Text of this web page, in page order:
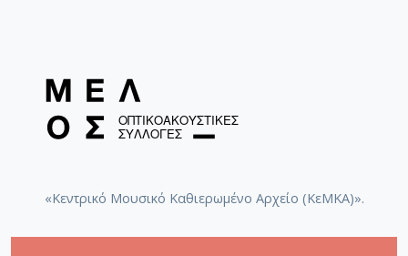
Κοντραμπάσου Καραγιώργου Στυλιανή.
Πανεπιστήμιο Μακεδονίας [Θεσσαλονίκη,
1/7/2019]
«Κεντρικό Μουσικό Καθιερωμένο Αρχείο (ΚεΜΚΑ)».